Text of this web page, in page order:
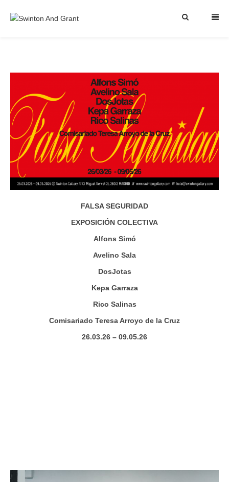
FALSA SEGURIDAD
EXPOSICIÓN COLECTIVA
Alfons Simó
Avelino Sala
DosJotas
Kepa Garraza
Rico Salinas
Comisariado Teresa Arroyo de la Cruz
26.03.26 – 09.05.26